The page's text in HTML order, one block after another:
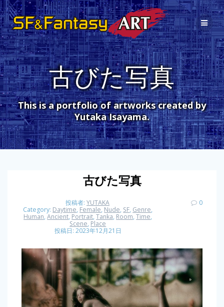
コ
ン
テ
ン
ツ
へ
ス
キ
ッ
プ
古びた写真
This is a portfolio of artworks created by
Yutaka Isayama.
古びた写真
投稿者: YUTAKA
Category: Daytime, Female, Nude, SF, Genre,
Human,Ancient, Portrait,Tanka, Room,Time,
Scene, Place
投稿日: 2023年12月21日
0